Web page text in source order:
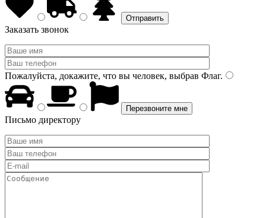
Заказать звонок
Пожалуйста, докажите, что вы человек, выбрав Флаг.
Письмо директору